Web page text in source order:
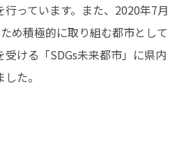
行っています。また、2020年7月
め積極的に取り組む都市として
ける「SDGs未来都市」に県内
た。